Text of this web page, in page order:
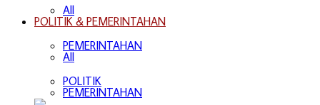
All
PEMERINTAHAN
POLITIK
POLITIK & PEMERINTAHAN
All
PEMERINTAHAN